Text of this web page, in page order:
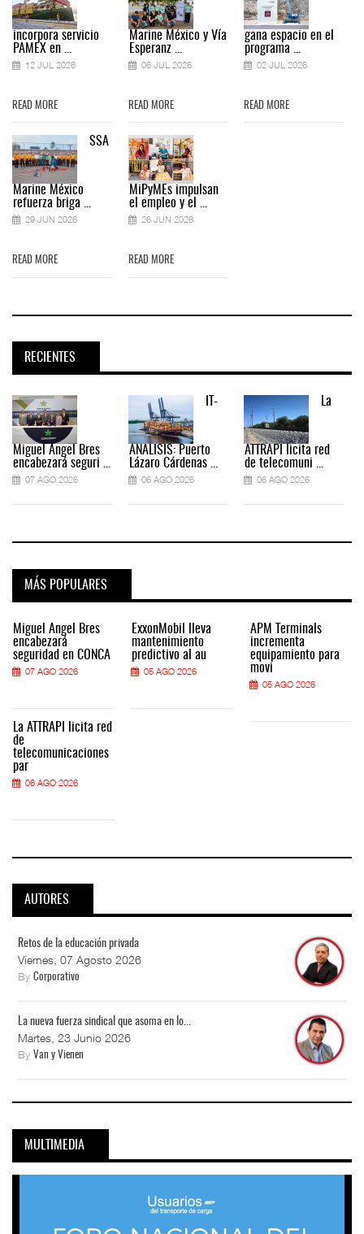
incorpora servicio
PAMEX en ...
12 JUL 2026
READ MORE
SSA
Marine México
refuerza briga ...
29 JUN 2026
READ MORE
Marine México y Vía
Esperanz ...
06 JUL 2026
READ MORE
MiPyMEs impulsan
el empleo y el ...
26 JUN 2026
READ MORE
gana espacio en el
programa ...
02 JUL 2026
READ MORE
RECIENTES
Miguel Ángel Bres
encabezará seguri ...
07 AGO 2026
IT-
ANÁLISIS: Puerto
Lázaro Cárdenas ...
06 AGO 2026
La
ATTRAPI licita red
de telecomuni ...
06 AGO 2026
MÁS POPULARES
Miguel Ángel Bres
encabezará
seguridad en CONCA
07 AGO 2026
La ATTRAPI licita red
de
telecomunicaciones
par
06 AGO 2026
ExxonMobil lleva
mantenimiento
predictivo al au
05 AGO 2026
APM Terminals
incrementa
equipamiento para
movi
05 AGO 2026
AUTORES
Retos de la educación privada
Viernes, 07 Agosto 2026
By Corporativo
La nueva fuerza sindical que asoma en lo...
Martes, 23 Junio 2026
By Van y Vienen
MULTIMEDIA